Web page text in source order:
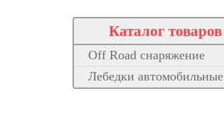
Каталог товаров
Off Road снаряжение
Лебедки автомобильные